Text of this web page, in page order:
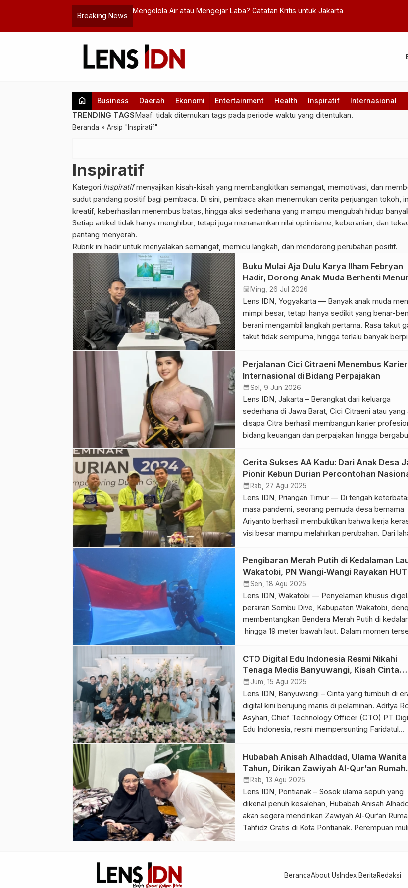
Breaking News
Air atau Mengejar Laba? Catatan Kritis untuk Jakarta
Sinergi Membangun Kemitraan “Satu Bank
home Business Daerah Ekonomi Entertainment Health Inspiratif Internasional
TRENDING TAGSMaaf, tidak ditemukan tags pada periode waktu yang ditentukan.
Beranda » Arsip "Inspiratif"
Inspiratif
Kategori Inspiratifmenyajikan kisah-kisah yang membangkitkan semangat, memotivasi, dan
sudut pandang positif bagi pembaca. Di sini, pembaca akan menemukan cerita perjuangan tokoh,
kreatif, keberhasilan menembus batas, hingga aksi sederhana yang mampu mengubah hidup
Setiap artikel tidak hanya menghibur, tetapi juga menanamkan nilai optimisme, keberanian, dan
pantang menyerah.
Rubrik ini hadir untuk menyalakan semangat, memicu langkah, dan mendorong perubahan positif.
Buku Mulai Aja Dulu Karya Ilham Febryan
Hadir, Dorong Anak Muda Berhenti
dan Mulai Bertindak
calendar_month Ming, 26 Jul 2026
Lens IDN, Yogyakarta — Banyak anak muda
mimpi besar, tetapi hanya sedikit yang benar-
berani mengambil langkah pertama. Rasa takut
takut tidak sempurna, hingga terlalu banyak
angan. Berangkat dari fenomena tersebut, Ilham
Febryan menghadirkan buku “Mulai Aja Dulu“,
buku pengembangan diri yang mengajak
Perjalanan Cici Citraeni Menembus Karier
Internasional di Bidang Perpajakan
calendar_monthSel, 9 Jun 2026
Lens IDN, Jakarta – Berangkat dari keluarga
sederhana di Jawa Barat, Cici Citraeni atau yang
disapa Citra berhasil membangun karier
bidang keuangan dan perpajakan hingga
Consultant di JR Accounting. Sebagai anak
dari tiga bersaudara, Citra mengaku tumbuh
lingkungan keluarga yang menanamkan nilai […]
Cerita Sukses AA Kadu: Dari Anak Desa
Pionir Kebun Durian Percontohan
calendar_month Rab, 27 Agu 2025
Lens IDN, Priangan Timur — Di tengah
masa pandemi, seorang pemuda desa bernama
Ariyanto berhasil membuktikan bahwa kerja
visi besar mampu melahirkan perubahan. Dari
kebun durian percontohan yang kini menjadi
edukasi, bibit unggul, sekaligus inspirasi bagi
Indonesia. Awalnya, Ariyanto mencoba […]
Pengibaran Merah Putih di Kedalaman
Wakatobi, PN Wangi-Wangi Rayakan
80 MA
calendar_monthSen, 18 Agu 2025
Lens IDN, Wakatobi — Penyelaman khusus
perairan Sombu Dive, Kabupaten Wakatobi,
membentangkan Bendera Merah Putih di
hingga 19 meter bawah laut. Dalam momen
ke-80 Mahkamah Agung Republik Indonesia.
Pemilihan kedalaman 19 meter bukan tanpa alasan.
Angka tersebut terinspirasi dari tanggal lahir
Mahkamah Agung, […]
CTO Digital Edu Indonesia Resmi Nikahi
Tenaga Medis Banyuwangi, Kisah Cinta
Berawal dari Aplikasi Bumble
calendar_monthJum, 15 Agu 2025
Lens IDN, Banyuwangi – Cinta yang tumbuh di
digital kini berujung manis di pelaminan. Aditya
Asyhari, Chief Technology Officer (CTO) PT
Edu Indonesia, resmi mempersunting Faridatul
Banyuwangi, dalam prosesi pernikahan yang
dan penuh makna. Menariknya, kisah cinta
ini tidak berawal dari kampus atau […]
Hubabah Anisah Alhaddad, Ulama Wanita
Tahun, Dirikan Zawiyah Al-Qur’an Rumah
Tahfidz Gratis di Pontianak
calendar_month Rab, 13 Agu 2025
Lens IDN, Pontianak – Sosok ulama sepuh yang
dikenal penuh kesalehan, Hubabah Anisah
akan segera mendirikan Zawiyah Al-Qur’an
Tahfidz Gratis di Kota Pontianak. Perempuan
mulia dan berilmu agama mendalam. Keseharian
BerandaAbout Us Index BeritaRedaksi